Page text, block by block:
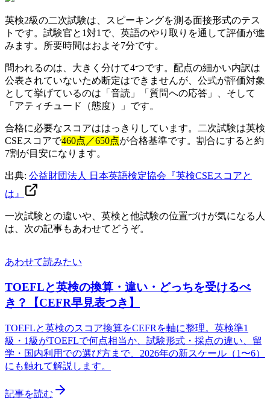
英検2級の二次試験は、スピーキングを測る面接形式のテス
トです。試験官と1対1で、英語のやり取りを通して評価が進
みます。所要時間はおよそ7分です。
問われるのは、大きく分けて4つです。配点の細かい内訳は
公表されていないため断定はできませんが、公式が評価対象
として挙げているのは「音読」「質問への応答」、そして
「アティチュード（態度）」です。
合格に必要なスコアははっきりしています。二次試験は英検
CSEスコアで460点／650点が合格基準です。割合にすると約
7割が目安になります。
出典: 公益財団法人 日本英語検定協会『英検CSEスコアと
は』
一次試験との違いや、英検と他試験の位置づけが気になる人
は、次の記事もあわせてどうぞ。
あわせて読みたい
TOEFLと英検の換算・違い・どっちを受けるべ
き？【CEFR早見表つき】
TOEFLと英検のスコア換算をCEFRを軸に整理。英検準1
級・1級がTOEFLで何点相当か、試験形式・採点の違い、留
学・国内利用での選び方まで、2026年の新スケール（1〜6）
にも触れて解説します。
記事を読む